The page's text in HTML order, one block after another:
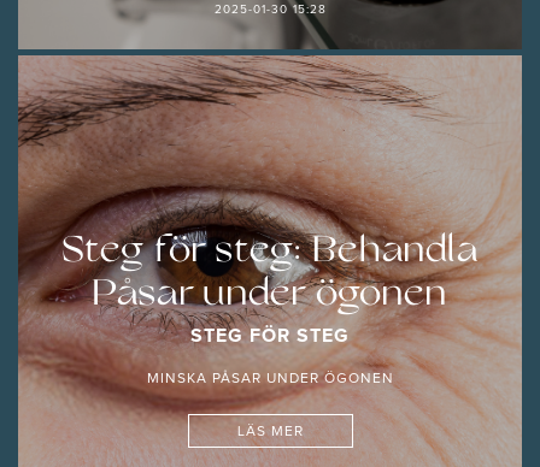
2025-01-30 15:28
Steg för steg: Behandla
Påsar under ögonen
STEG FÖR STEG
MINSKA PÅSAR UNDER ÖGONEN
LÄS MER